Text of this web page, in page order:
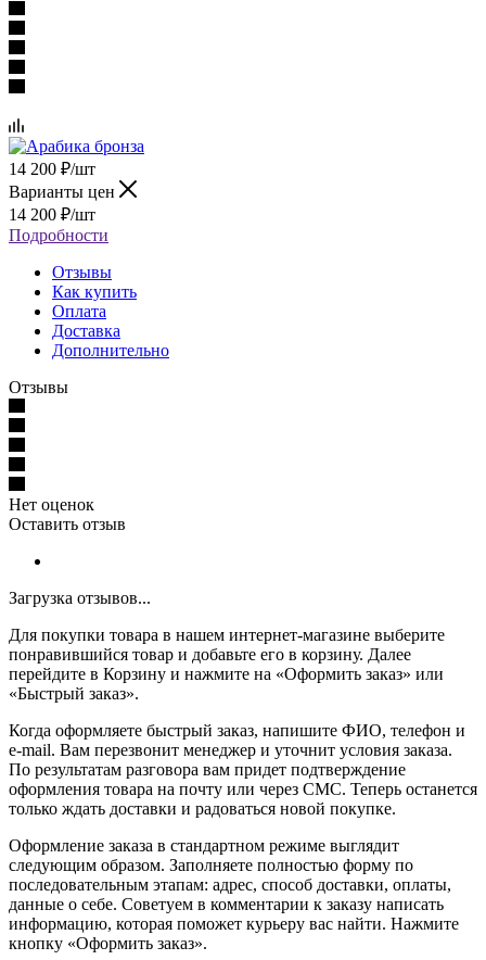
14 200 ₽/шт
Варианты цен
14 200 ₽/шт
Подробности
Отзывы
Как купить
Оплата
Доставка
Дополнительно
Отзывы
Нет оценок
Оставить отзыв
Загрузка отзывов...
Для покупки товара в нашем интернет-магазине выберите
понравившийся товар и добавьте его в корзину. Далее
перейдите в Корзину и нажмите на «Оформить заказ» или
«Быстрый заказ».
Когда оформляете быстрый заказ, напишите ФИО, телефон и
e-mail. Вам перезвонит менеджер и уточнит условия заказа.
По результатам разговора вам придет подтверждение
оформления товара на почту или через СМС. Теперь останется
только ждать доставки и радоваться новой покупке.
Оформление заказа в стандартном режиме выглядит
следующим образом. Заполняете полностью форму по
последовательным этапам: адрес, способ доставки, оплаты,
данные о себе. Советуем в комментарии к заказу написать
информацию, которая поможет курьеру вас найти. Нажмите
кнопку «Оформить заказ».